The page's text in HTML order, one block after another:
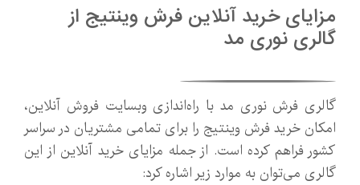
مزایای خرید آنلاین فرش وینتیج از
گالری نوری مد
گالری فرش نوری مد با راه‌اندازی وبسایت فروش آنلاین،
امکان خرید فرش وینتیج را برای تمامی مشتریان در سراسر
کشور فراهم کرده است. از جمله مزایای خرید آنلاین از این
گالری می‌توان به موارد زیر اشاره کرد: